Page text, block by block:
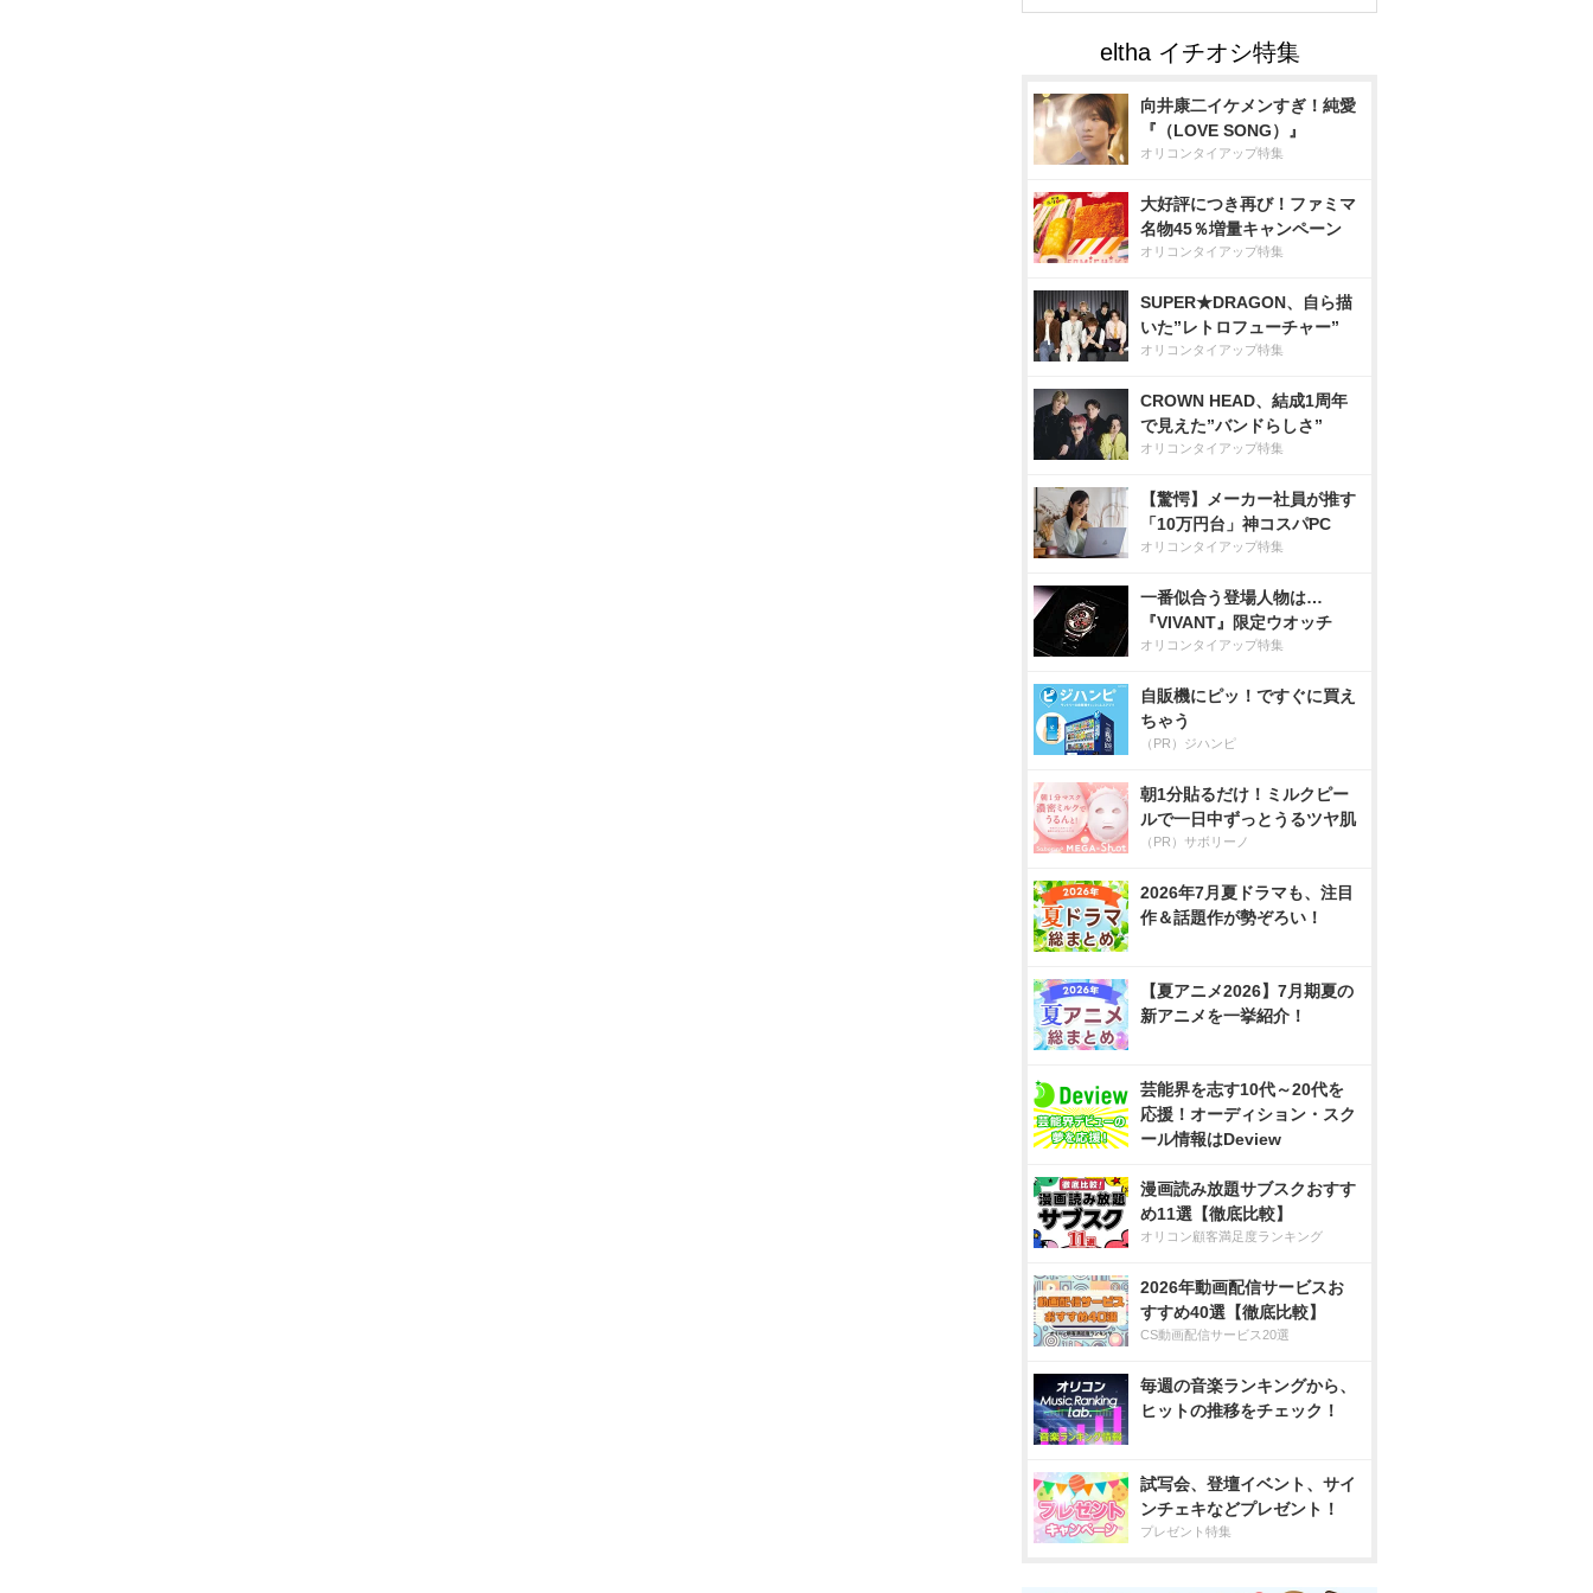
向井康二イケメンすぎ！純愛
『（LOVE SONG）』
オリコンタイアップ特集
大好評につき再び！ファミマ
名物45％増量キャンペーン
オリコンタイアップ特集
SUPER★DRAGON、自ら描
いた”レトロフューチャー”
オリコンタイアップ特集
CROWN HEAD、結成1周年
で見えた”バンドらしさ”
オリコンタイアップ特集
【驚愕】メーカー社員が推す
「10万円台」神コスパPC
オリコンタイアップ特集
一番似合う登場人物は…
『VIVANT』限定ウオッチ
オリコンタイアップ特集
自販機にピッ！ですぐに買え
ちゃう
（PR）ジハンピ
朝1分貼るだけ！ミルクピー
ルで一日中ずっとうるツヤ肌
（PR）サボリーノ
2026年7月夏ドラマも、注目
作＆話題作が勢ぞろい！
【夏アニメ2026】7月期夏の
新アニメを一挙紹介！
芸能界を志す10代～20代を
応援！オーディション・スク
ール情報はDeview
漫画読み放題サブスクおすす
め11選【徹底比較】
オリコン顧客満足度ランキング
2026年動画配信サービスお
すすめ40選【徹底比較】
CS動画配信サービス20選
毎週の音楽ランキングから、
ヒットの推移をチェック！
試写会、登壇イベント、サイ
ンチェキなどプレゼント！
プレゼント特集